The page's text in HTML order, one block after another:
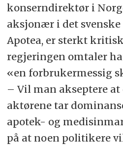
konserndirektør i
aksjonær i det
Apotea, er sterkt
regjeringen omtaler
«en forbrukermessig
– Vil man akseptere at
aktørene tar
apotek- og
på at noen politikere